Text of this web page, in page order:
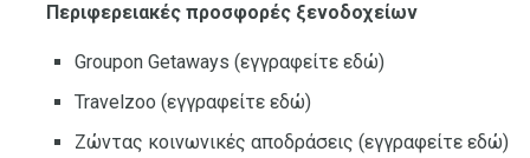
Περιφερειακές προσφορές ξενοδοχείων
Groupon Getaways (εγγραφείτε εδώ)
Travelzoo (εγγραφείτε εδώ)
Ζώντας κοινωνικές αποδράσεις (εγγραφείτε εδώ)